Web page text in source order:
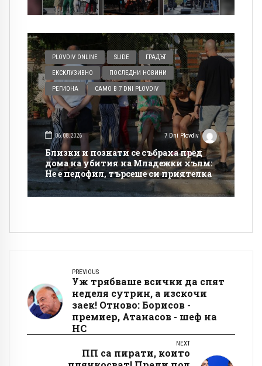
PLOVDIV ONLINE SLIDE ГРАДЪТ
ЕКСКЛУЗИВНО ПОСЛЕДНИ НОВИНИ
РЕГИОНА САМО В 7 DNI PLOVDIV
06.08.2026 7 Dni Plovdiv
Близки и познати се събраха пред
дома на убития на Младежки хълм:
Не е педофил, търсеше си приятелка
PREVIOUS
Уж трябваше всички да спят
неделя сутрин, а изскочи
заек! Отново: Борисов -
премиер, Атанасов - шеф на
НС
NEXT
ПП са пирати, които